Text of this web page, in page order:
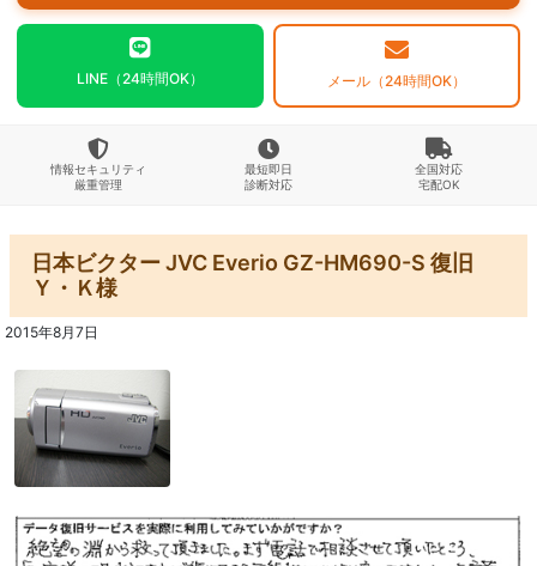
LINE（24時間OK） メール（24時間OK）
情報セキュリティ
厳重管理
最短即日
診断対応
全国対応
宅配OK
日本ビクター JVC Everio GZ-HM690-S 復旧
Ｙ・Ｋ様
2015年8月7日